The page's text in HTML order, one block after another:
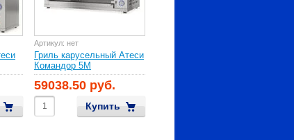
Артикул: нет
Гриль карусельный Атеси
Командор 5М
59038.50 руб.
Купить